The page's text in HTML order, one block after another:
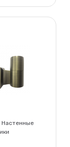
наличии
Настенные